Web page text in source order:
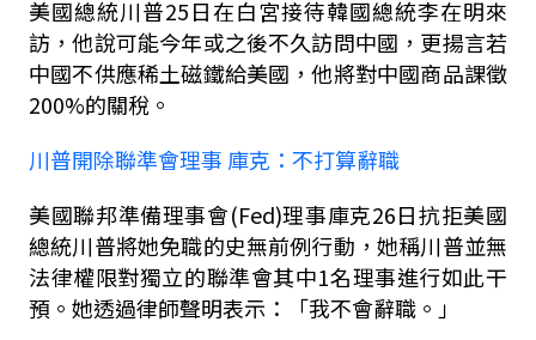
美國總統川普25日在白宮接待韓國總統李在明來
訪，他說可能今年或之後不久訪問中國，更揚言若
中國不供應稀土磁鐵給美國，他將對中國商品課徵
200%的關稅。
川普開除聯準會理事 庫克：不打算辭職
美國聯邦準備理事會(Fed)理事庫克26日抗拒美國
總統川普將她免職的史無前例行動，她稱川普並無
法律權限對獨立的聯準會其中1名理事進行如此干
預。她透過律師聲明表示：「我不會辭職。」